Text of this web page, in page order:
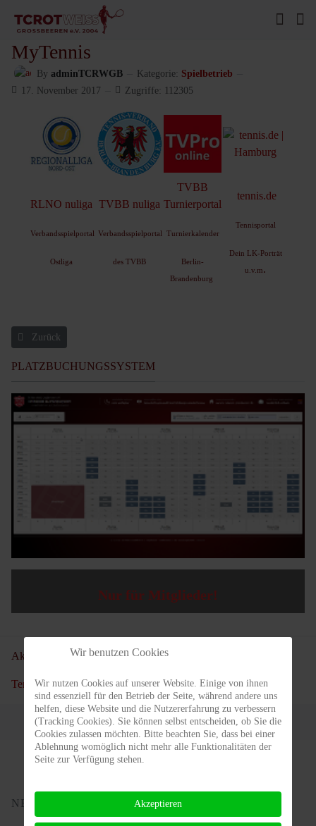
MyTennis
By adminTCRWGB Kategorie: Spielbetrieb
17. November 2017
Zugriffe: 112305
RLNO nuliga
Verbandsspielportal
Ostliga
TVBB nuliga
Verbandsspielportal
des TVBB
TVBB
Turnierportal
Turnierkalender
Berlin-
Brandenburg
tennis.de
Tennisportal
Dein LK-Porträt
u.v.m.
Vorheriger Beitrag: Spieltermine
Zurück
PLATZBUCHUNGSSYSTEM
Nur für Mitglieder!
Aktuelle Seite:Startseite Verein
Tennisplätze Platzbelegung Spielbetrieb MyTennis
NEUSTE BEITRÄGE
Wir benutzen Cookies
Wir nutzen Cookies auf unserer Website. Einige von ihnen
sind essenziell für den Betrieb der Seite, während andere uns
helfen, diese Website und die Nutzererfahrung zu verbessern
(Tracking Cookies). Sie können selbst entscheiden, ob Sie die
Cookies zulassen möchten. Bitte beachten Sie, dass bei einer
Ablehnung womöglich nicht mehr alle Funktionalitäten der
Seite zur Verfügung stehen.
Akzeptieren